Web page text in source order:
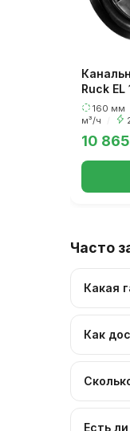
Ruck EL
160 мм
м³/ч
10
Часто
Какая
Как
Есть